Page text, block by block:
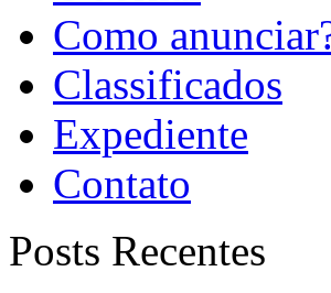
Como
Classificados
Expediente
Contato
Posts Recentes